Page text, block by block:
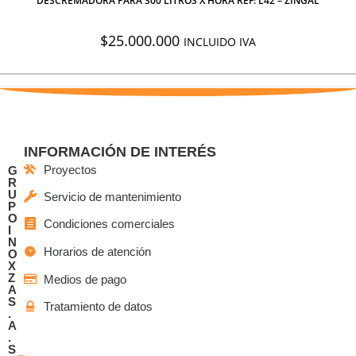
$25.000.000 INCLUIDO IVA
G
R
U
P
O
I
N
O
X
Z
A
S
.
A
.
S
INFORMACIÓN DE INTERÉS
Proyectos
Servicio de mantenimiento
Condiciones comerciales
Horarios de atención
Medios de pago
Tratamiento de datos